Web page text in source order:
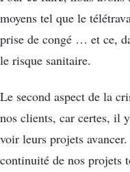
moyens tel que le
prise de congé … et ce,
le risque sanitaire.
Le second aspect de la
nos clients, car certes, il
voir leurs projets
continuité de nos projets